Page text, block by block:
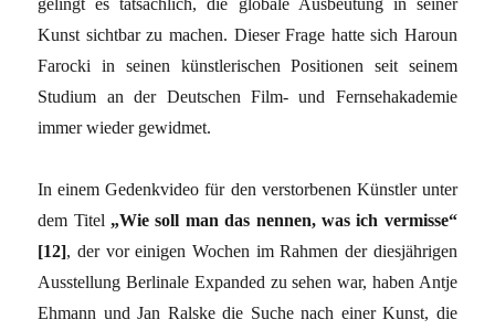
Kunst sichtbar zu machen. Dieser Frage hatte sich Haroun
Farocki in seinen künstlerischen Positionen seit seinem
Studium an der Deutschen Film- und Fernsehakademie
immer wieder gewidmet.
In einem Gedenkvideo für den verstorbenen Künstler unter
dem Titel „Wie soll man das nennen, was ich vermisse“
[12], der vor einigen Wochen im Rahmen der diesjährigen
Ausstellung Berlinale Expanded zu sehen war, haben Antje
Ehmann und Jan Ralske die Suche nach einer Kunst, die